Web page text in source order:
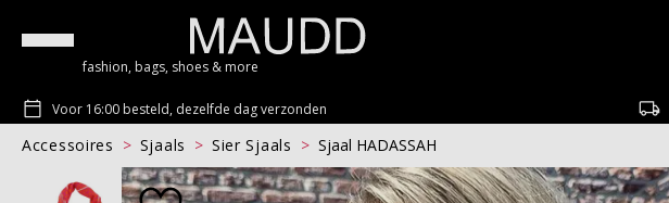
fashion, bags, shoes & more
Voor 16:00 besteld, dezelfde dag verzonden
Accessoires Sjaals Sier Sjaals
Sjaal HADASSAH